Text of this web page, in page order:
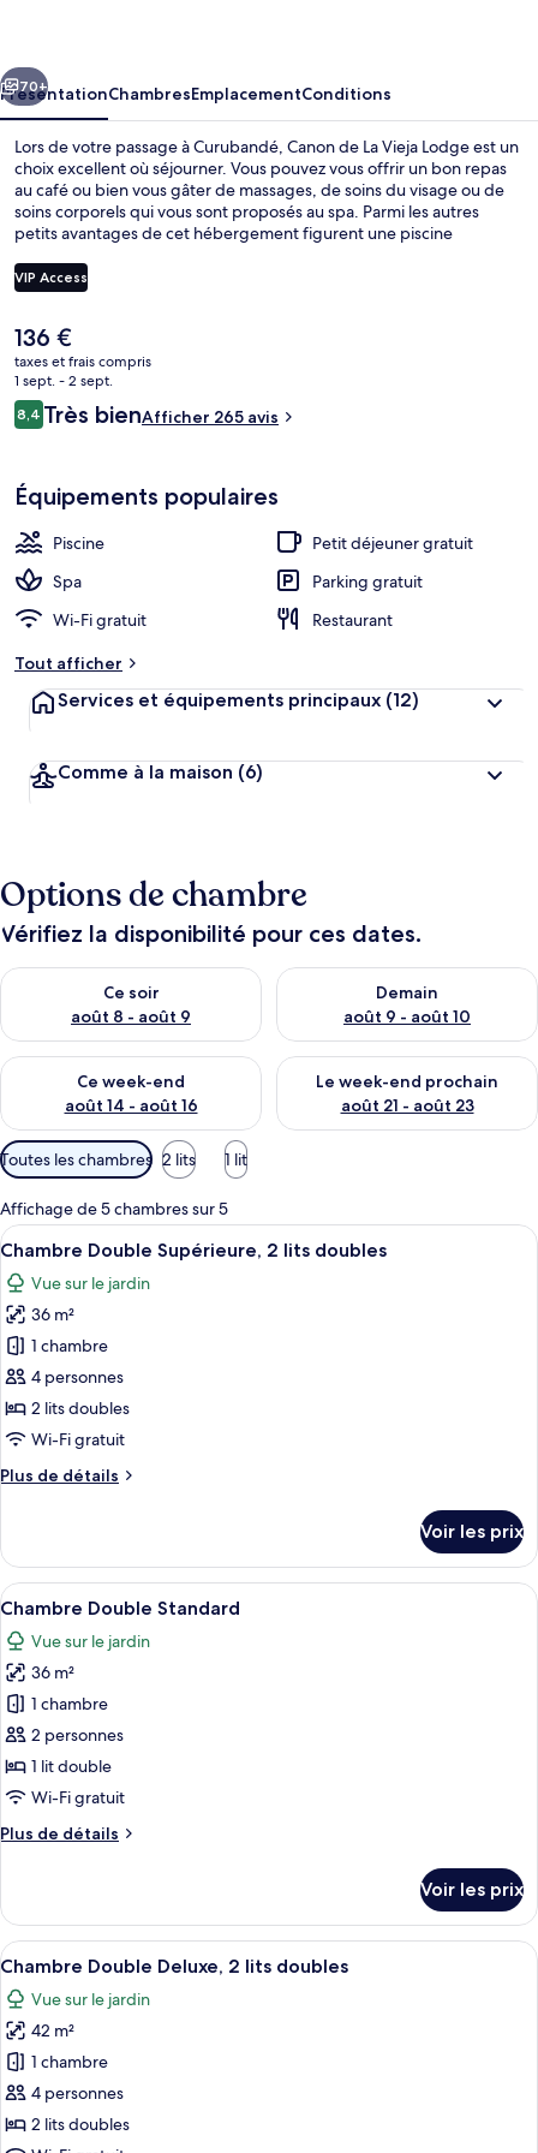
Lodge
Suivant
70+
PrésentationChambresEmplacementConditions
Lors de votre passage à Curubandé, Canon de La Vieja Lodge est un
choix excellent où séjourner. Vous pouvez vous offrir un bon repas
au café ou bien vous gâter de massages, de soins du visage ou de
soins corporels qui vous sont proposés au spa. Parmi les autres
petits avantages de cet hébergement figurent une piscine
VIP Access
Le
prix
actuel
est
de
136 €
taxes et frais compris
1 sept. - 2 sept.
Avis
voyageurs
8,48,4 sur 10
Très bienAfficher 265 avis
Équipements populaires
Piscine
Petit déjeuner gratuit
Spa
Parking gratuit
Wi-Fi gratuit
Restaurant
Tout afficher
Services et équipements principaux (12)
Comme à la maison (6)
Options de chambre
Vérifiez la disponibilité pour ces dates.
Ce soir
août 8 - août 9
Vérifier la disponibilité pour ce soir août 8 - août 9
Demain
août 9 - août 10
Vérifier la disponibilité pour
Ce week-end
août 14 - août 16
Vérifier la disponibilité pour ce week-end août 14 - août 16
Le week-end prochain
août 21 - août 23
Vérifier la disponibilité pour
Filtres
disponibles
pour
les
chambres
Toutes les chambres 2 lits 1 lit
Affichage de 5 chambres sur 5
Afficher
toutes
les
photos
pour
ce
type
de
chambre :
Chambre
2
lits
doubles
Une chambre avec deux lits, un
7
Chambre Double Supérieure, 2 lits doubles
Vue sur le jardin
36 m²
1 chambre
4 personnes
2 lits doubles
Wi-Fi gratuit
Plus de détails
Plus
le
type
de
chambre
Chambre
Double
Supérieure,
2
lits
doubles
Voir les prix
Afficher
toutes
les
photos
pour
ce
type
de
chambre :
Chambre
Un lit bien fait, avec une couette
8
Chambre Double Standard
Vue sur le jardin
36 m²
1 chambre
2 personnes
1 lit double
Wi-Fi gratuit
Plus de détails
Plus
le
type
de
chambre
Chambre
Double
Standard
Voir les prix
Afficher
toutes
les
photos
pour
ce
type
de
Deux lits simples avec des cadres
8
Chambre Double Deluxe, 2 lits doubles
Vue sur le jardin
42 m²
1 chambre
4 personnes
2 lits doubles